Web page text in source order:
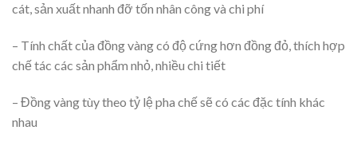
cát, sản xuất nhanh đỡ tốn nhân công và chi phí
– Tính chất của đồng vàng có độ cứng hơn đồng đỏ, thích hợp
chế tác các sản phẩm nhỏ, nhiều chi tiết
– Đồng vàng tùy theo tỷ lệ pha chế sẽ có các đặc tính khác
nhau